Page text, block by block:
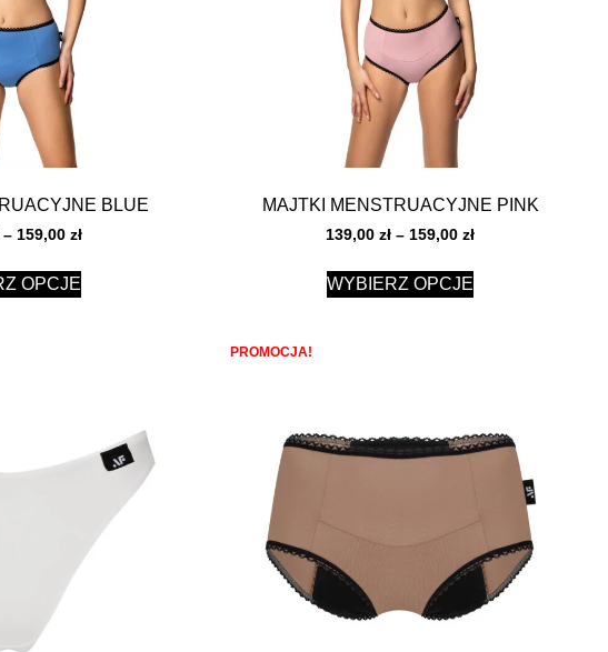
BLUE
– 159,00zł
OPCJE
MAJTKI MENSTRUACYJNE PINK
139,00zł – 159,00zł
WYBIERZ OPCJE
PROMOCJA!